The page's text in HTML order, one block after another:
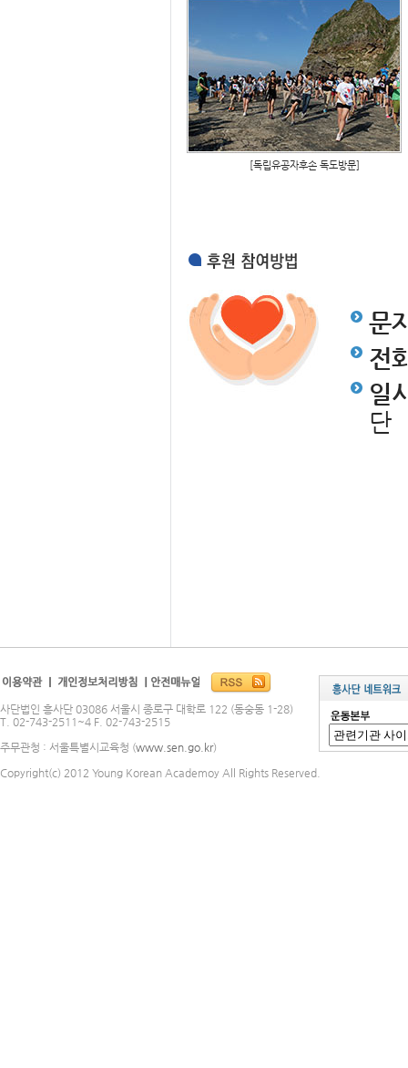
[독립유공자후손 독도방문]
문
전
일
단
사단법인 흥사단 03086 서울시 종로구 대학로 122 (동숭동 1-28)
T. 02-743-2511~4 F. 02-743-2515
주무관청 : 서울특별시교육청 (www.sen.go.kr)
Copyright(c) 2012 Young Korean Academoy All Rights Reserved.